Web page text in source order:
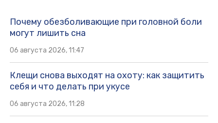
Почему обезболивающие при головной боли
могут лишить сна
06 августа 2026, 11:47
Клещи снова выходят на охоту: как защитить
себя и что делать при укусе
06 августа 2026, 11:28